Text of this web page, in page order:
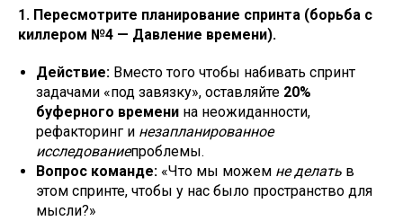
1. Пересмотрите планирование спринта (борьба с
киллером №4 — Давление времени).
Действие: Вместо того чтобы набивать спринт
задачами «под завязку», оставляйте 20%
буферного времени на неожиданности,
рефакторинг и незапланированное
исследованиепроблемы.
Вопрос команде: «Что мы можем не делать в
этом спринте, чтобы у нас было пространство для
мысли?»